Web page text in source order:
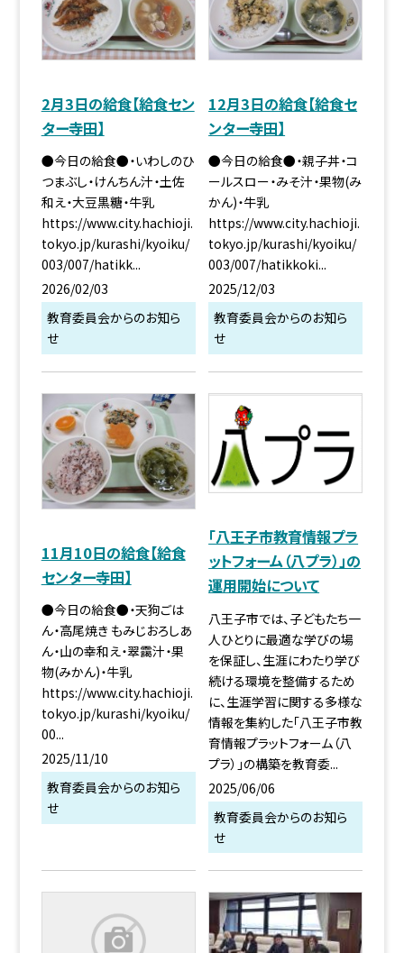
2月3日の給食【給食セン
ター寺田】
●今日の給食●・いわしのひ
つまぶし・けんちん汁・土佐
和え・大豆黒糖・牛乳
https://www.city.hachioji.
tokyo.jp/kurashi/kyoiku/
003/007/hatikk...
2026/02/03
教育委員会からのお知ら
せ
12月3日の給食【給食セ
ンター寺田】
●今日の給食●・親子丼・コ
ールスロー・みそ汁・果物(み
かん)・牛乳
https://www.city.hachioji.
tokyo.jp/kurashi/kyoiku/
003/007/hatikkoki...
2025/12/03
教育委員会からのお知ら
せ
11月10日の給食【給食
センター寺田】
●今日の給食●・天狗ごは
ん・高尾焼き もみじおろしあ
ん・山の幸和え・翠靄汁・果
物(みかん)・牛乳
https://www.city.hachioji.
tokyo.jp/kurashi/kyoiku/
00...
2025/11/10
教育委員会からのお知ら
せ
「八王子市教育情報プラ
ットフォーム（八プラ）」の
運用開始について
八王子市では、子どもたち一
人ひとりに最適な学びの場
を保証し、生涯にわたり学び
続ける環境を整備するため
に、生涯学習に関する多様な
情報を集約した「八王子市教
育情報プラットフォーム（八
プラ）」の構築を教育委...
2025/06/06
教育委員会からのお知ら
せ